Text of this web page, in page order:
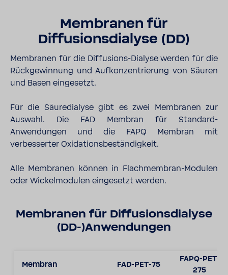
Membranen für
Diffusionsdialyse (DD)
Membranen für die Diffusions-Dialyse werden für die
Rückgewinnung und Aufkonzentrierung von Säuren
und Basen eingesetzt.
Für die Säuredialyse gibt es zwei Membranen zur
Auswahl. Die FAD Membran für Standard-
Anwendungen und die FAPQ Membran mit
verbesserter Oxidationsbeständigkeit.
Alle Membranen können in Flachmembran-Modulen
oder Wickelmodulen eingesetzt werden.
Membranen für Diffusionsdialyse
(DD-)Anwendungen
Membran FAD-PET-75
FAPQ-PET-
275